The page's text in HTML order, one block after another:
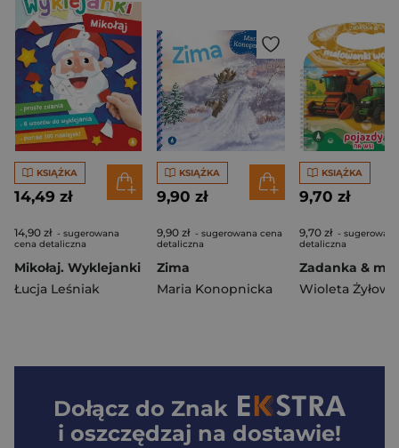
KSIĄŻKA
14,49 zł
14,90 zł - sugerowana
cena detaliczna
Mikołaj. Wyklejanki
Łucja Leśniak
KSIĄŻKA
9,90 zł
9,90 zł - sugerowana cena
detaliczna
Zima
Maria Konopnicka
KSIĄŻKA
9,70 zł
9,70 zł -
detaliczna
Wioleta
Dołącz do Znak
i oszczędzaj na dostawie!